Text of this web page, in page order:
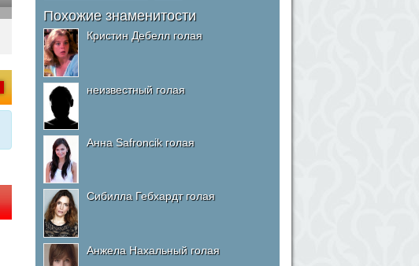
Похожие знаменитости
Кристин Дебелл голая
неизвестный голая
Анна Safroncik голая
Сибилла Гебхардт голая
Анжела Нахальный голая